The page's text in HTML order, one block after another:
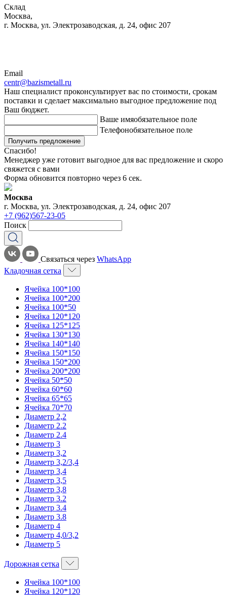
Склад
Москва,
г. Москва, ул. Электрозаводская, д. 24, офис 207
Email
centr@bazismetall.ru
Наш специалист проконсультирует вас по стоимости, срокам
поставки и сделает максимально выгодное предложение под
Ваш бюджет.
Ваше имяобязательное поле
Телефонобязательное поле
Получить предложение
Спасибо!
Менеджер уже готовит выгодное для вас предложение и скоро
свяжется с вами
Форма обновится повторно через 6 сек.
Москва
г. Москва, ул. Электрозаводская, д. 24, офис 207
+7 (962)567-23-05
Поиск
Связаться через WhatsApp
Кладочная сетка
Ячейка 100*100
Ячейка 100*200
Ячейка 100*50
Ячейка 120*120
Ячейка 125*125
Ячейка 130*130
Ячейка 140*140
Ячейка 150*150
Ячейка 150*200
Ячейка 200*200
Ячейка 50*50
Ячейка 60*60
Ячейка 65*65
Ячейка 70*70
Диаметр 2,2
Диаметр 2.2
Диаметр 2.4
Диаметр 3
Диаметр 3,2
Диаметр 3,2/3,4
Диаметр 3,4
Диаметр 3,5
Диаметр 3,8
Диаметр 3.2
Диаметр 3.4
Диаметр 3.8
Диаметр 4
Диаметр 4,0/3,2
Диаметр 5
Дорожная сетка
Ячейка 100*100
Ячейка 120*120